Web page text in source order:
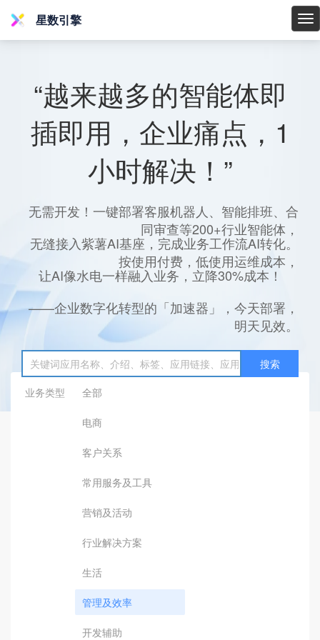
星
星数引擎
“越来越多的智能体即
插即用，企业痛点，1
小时解决！”
无需开发！一键部署客服机器人、智能排班、合
同审查等200+行业智能体，
无缝接入紫薯AI基座，完成业务工作流AI转化。
按使用付费，低使用运维成本，
让AI像水电一样融入业务，立降30%成本！
——企业数字化转型的「加速器」，今天部署，
明天见效。
搜索
业务类型
全部
电商
客户关系
常用服务及工具
营销及活动
行业解决方案
生活
管理及效率
开发辅助